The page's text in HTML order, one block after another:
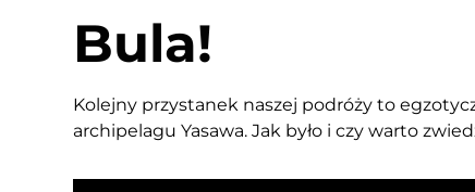
Bula!
Kolejny przystanek naszej podróży to
archipelagu Yasawa. Jak było i czy warto